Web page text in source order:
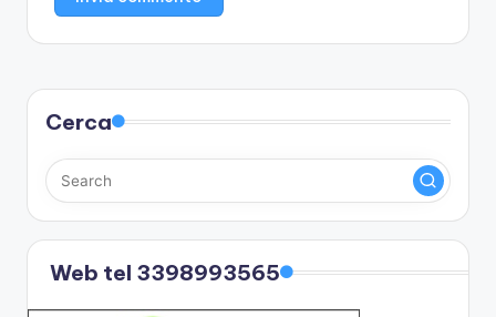
Cerca
Web tel 3398993565